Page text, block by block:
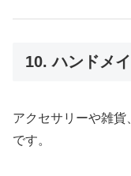
10. ハンドメ
アクセサリーや雑
です。